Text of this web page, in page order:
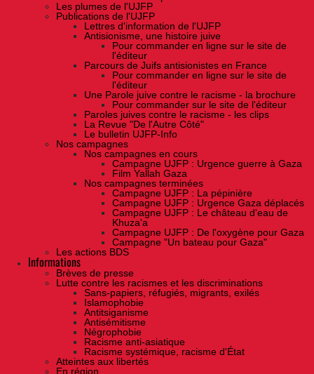
Les plumes de l'UJFP
Publications de l'UJFP
Lettres d'information de l'UJFP
Antisionisme, une histoire juive
Pour commander en ligne sur le site de
l'éditeur
Parcours de Juifs antisionistes en France
Pour commander en ligne sur le site de
l'éditeur
Une Parole juive contre le racisme - la brochure
Pour commander sur le site de l'éditeur
Paroles juives contre le racisme - les clips
La Revue "De l'Autre Côté"
Le bulletin UJFP-Info
Nos campagnes
Nos campagnes en cours
Campagne UJFP : Urgence guerre à Gaza
Film Yallah Gaza
Nos campagnes terminées
Campagne UJFP : La pépinière
Campagne UJFP : Urgence Gaza déplacés
Campagne UJFP : Le château d'eau de
Khuza'a
Campagne UJFP : De l'oxygène pour Gaza
Campagne "Un bateau pour Gaza"
Les actions BDS
Informations
Brèves de presse
Lutte contre les racismes et les discriminations
Sans-papiers, réfugiés, migrants, exilés
Islamophobie
Antitsiganisme
Antisémitisme
Négrophobie
Racisme anti-asiatique
Racisme systémique, racisme d'État
Atteintes aux libertés
En région